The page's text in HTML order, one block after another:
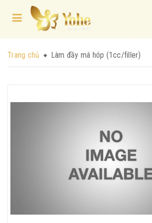
Trang chủ Làm đầy má hóp (1cc/filler)